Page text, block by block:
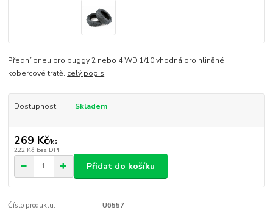
Přední pneu pro buggy 2 nebo 4 WD 1/10 vhodná pro hliněné i
kobercové tratě. celý popis
Dostupnost Skladem
269 Kč/ks
222 Kč bez DPH
Přidat do košíku
Číslo produktu: U6557